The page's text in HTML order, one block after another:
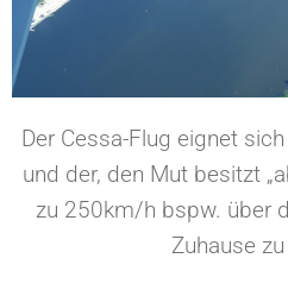
Der Cessa-Flug eignet
und der, den Mut besitzt
zu 250km/h bspw. über
Zuhause